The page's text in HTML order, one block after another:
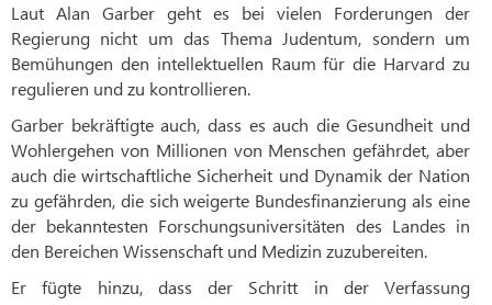
Laut Alan Garber geht es bei vielen Forderungen der
Regierung nicht um das Thema Judentum, sondern um
Bemühungen den intellektuellen Raum für die Harvard zu
regulieren und zu kontrollieren.
Garber bekräftigte auch, dass es auch die Gesundheit und
Wohlergehen von Millionen von Menschen gefährdet, aber
auch die wirtschaftliche Sicherheit und Dynamik der Nation
zu gefährden, die sich weigerte Bundesfinanzierung als eine
der bekanntesten Forschungsuniversitäten des Landes in
den Bereichen Wissenschaft und Medizin zuzubereiten.
Er fügte hinzu, dass der Schritt in der Verfassung